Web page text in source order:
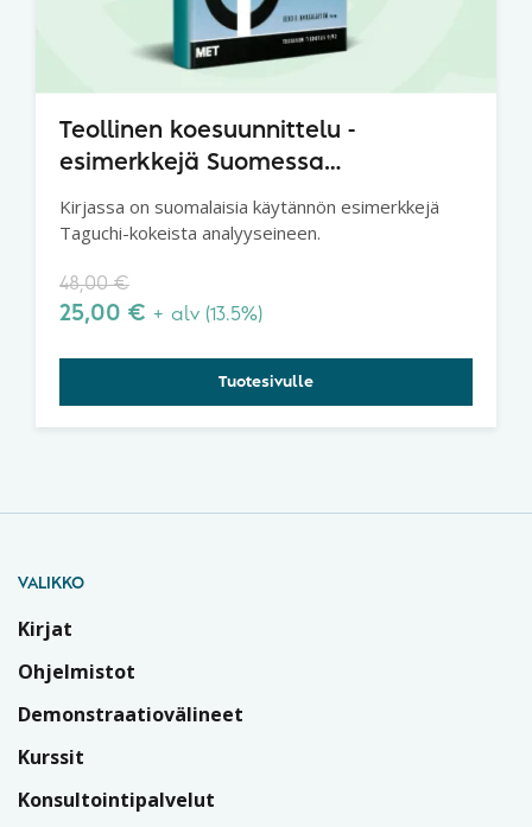
Teollinen koesuunnittelu -
esimerkkejä Suomessa
ja prosessin suunnittelusta
Kirjassa on suomalaisia käytännön esimerkkejä
Taguchi-kokeista analyyseineen.
48,00€
25,00 € + alv (13.5%)
Tuotesivulle
VALIKKO
Kirjat
Ohjelmistot
Demonstraatiovälineet
Kurssit
Konsultointipalvelut